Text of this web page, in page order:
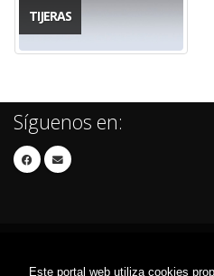
Este portal web utiliza cookies
TIJERAS
Síguenos en: